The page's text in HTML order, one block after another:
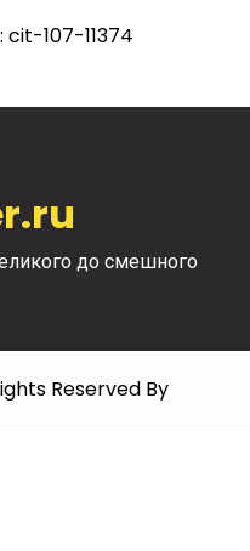
cit-107-11374
до смешного
Reserved By